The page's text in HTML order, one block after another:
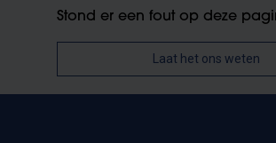
Stond er een fout op deze
Laat het ons weten